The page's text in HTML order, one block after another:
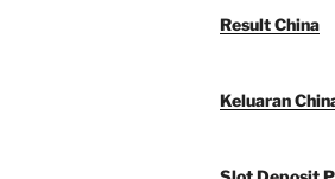
Result China
Keluaran